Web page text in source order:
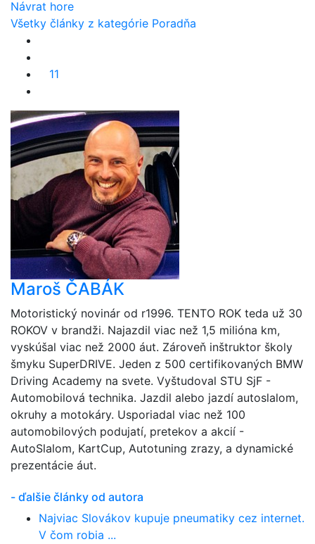
Návrat hore
Všetky články z kategórie Poradňa
11
Maroš ČABÁK
Motoristický novinár od r1996. TENTO ROK teda už 30
ROKOV v brandži. Najazdil viac než 1,5 milióna km,
vyskúšal viac než 2000 áut. Zároveň inštruktor školy
šmyku SuperDRIVE. Jeden z 500 certifikovaných BMW
Driving Academy na svete. Vyštudoval STU SjF -
Automobilová technika. Jazdil alebo jazdí autoslalom,
okruhy a motokáry. Usporiadal viac než 100
automobilových podujatí, pretekov a akcií -
AutoSlalom, KartCup, Autotuning zrazy, a dynamické
prezentácie áut.
- ďalšie články od autora
Najviac Slovákov kupuje pneumatiky cez internet.
V čom robia ...